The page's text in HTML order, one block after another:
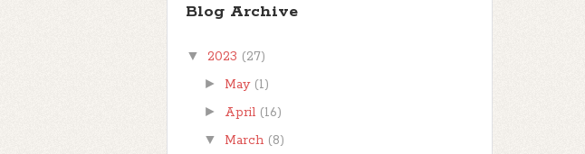
Blog Archive
▼ 2023 (27)
► May (1)
► April (16)
▼ March (8)